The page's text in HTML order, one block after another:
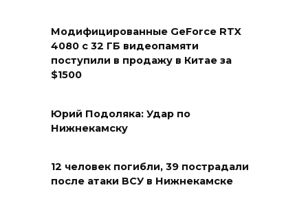
Модифицированные GeForce RTX
4080 с 32 ГБ видеопамяти
поступили в продажу в Китае за
$1500
Юрий Подоляка: Удар по
Нижнекамску
12 человек погибли, 39 пострадали
после атаки ВСУ в Нижнекамске